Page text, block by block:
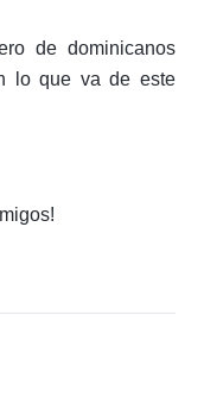
de dominicanos
lo que va de este